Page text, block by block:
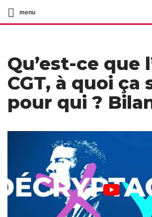
menu
Qu’est-ce que
CGT, à quoi ça
pour qui ?